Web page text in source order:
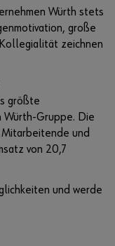
und alle
Würth stets
große
zeichnen
größte
Würth-Gruppe. Die
und
von 20,7
und werde